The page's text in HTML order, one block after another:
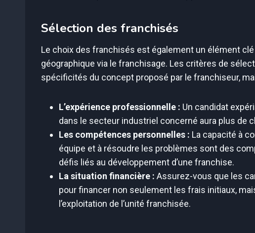
Sélection des franchisés
Le choix des franchisés est également un élément
géographique via le franchisage. Les critères de
spécificités du concept proposé par le franchiseur,
L’expérience professionnelle : Un candidat
dans le secteur industriel concerné aura plus de
Les compétences personnelles : La capacité à
équipe et à résoudre les problèmes sont des
défis liés au développement d’une franchise.
La situation financière : Assurez-vous que les
pour financer non seulement les frais initiaux,
l’exploitation de l’unité franchisée.